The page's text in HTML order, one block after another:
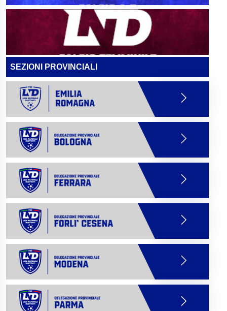
SEZIONI PROVINCIALI